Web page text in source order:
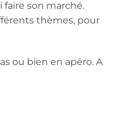
faire son marché.
thèmes, pour
ou bien en apéro. A